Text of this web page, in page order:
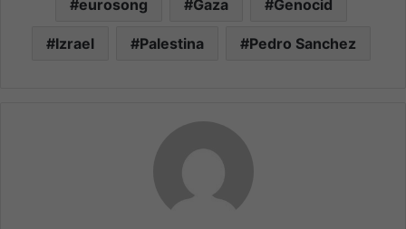
eurosong Gaza Genocid
Izrael Palestina Pedro Sanchez